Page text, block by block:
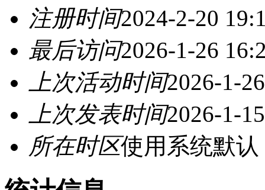
注册时间2024-2-20
最后访问2026-1-26
上次活动时间2026-1-
上次发表时间2026-1-
所在时区使用系统默认